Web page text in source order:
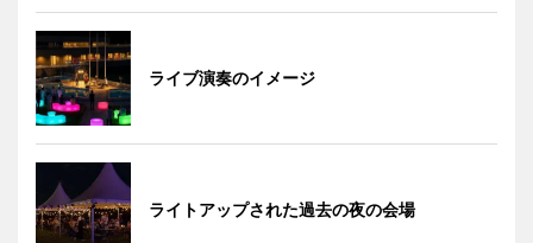
ライブ演奏のイメージ
ライトアップされた過去の夜の会場